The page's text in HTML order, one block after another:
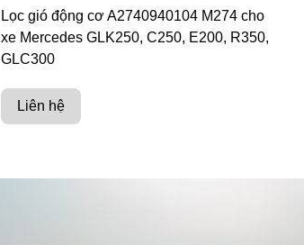
Lọc gió động cơ A2740940104 M274 cho
xe Mercedes GLK250, C250, E200, R350,
GLC300
Liên hệ